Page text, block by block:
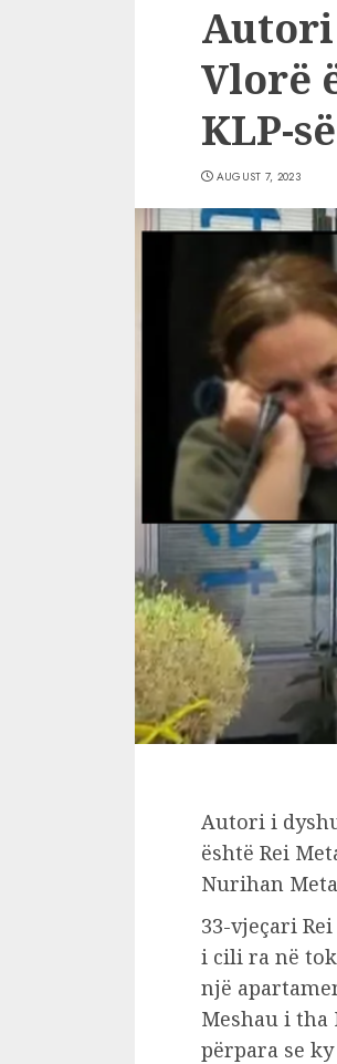
Autori
Vlorë
KLP-
AUGUST 7, 2023
Autori i
është Rei
Nurihan
33-vjeçari
i cili ra në
një
Meshau i tha
përpara se